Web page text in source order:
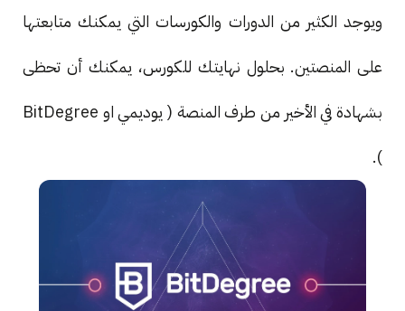
ويوجد الكثير من الدورات والكورسات التي يمكنك متابعتها
على المنصتين. بحلول نهايتك للكورس، يمكنك أن تحظى
بشهادة في الأخير من طرف المنصة ( يوديمي او BitDegree
).